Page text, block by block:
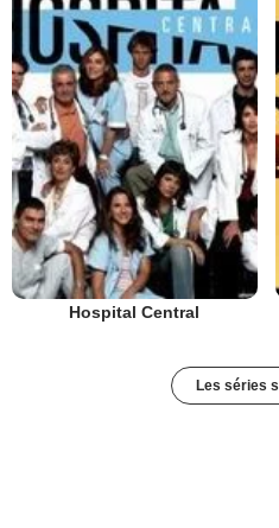
Hospital Central
Les séries